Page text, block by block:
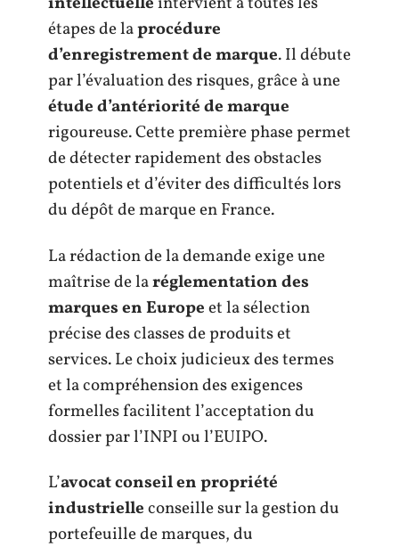
étapes de laprocédure
d’enregistrement de marque. Il débute
par l’évaluation des risques, grâce à une
étude d’antériorité de marque
rigoureuse. Cette première phase permet
de détecter rapidement des obstacles
potentiels et d’éviter des difficultés lors
du dépôt de marque en France.
La rédaction de la demande exige une
maîtrise de laréglementation des
marques en Europeet la sélection
précise des classes de produits et
services. Le choix judicieux des termes
et la compréhension des exigences
formelles facilitent l’acceptation du
dossier par l’INPI ou l’EUIPO.
L’avocat conseil en propriété
industrielleconseille sur la gestion du
portefeuille de marques, du